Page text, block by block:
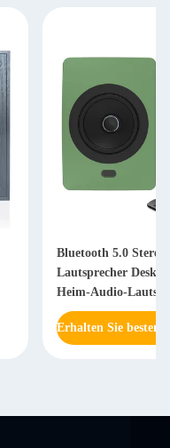
Bluetooth 5.0 Stereo
Lautsprecher
Heim-Audio-
Erhalten Sie besten